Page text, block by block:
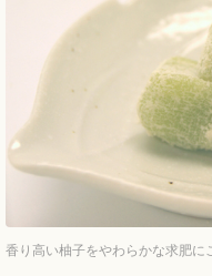
香り高い柚子をやわらかな求肥に